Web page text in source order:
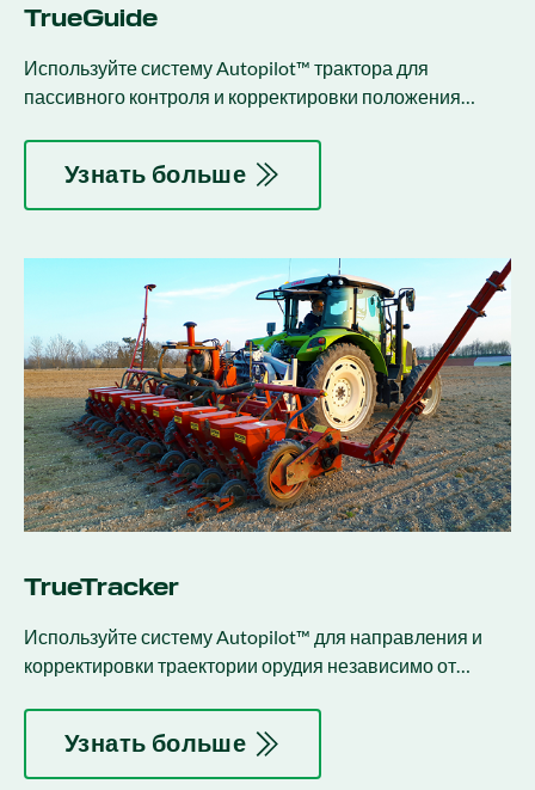
TrueGuide
Используйте систему Autopilot™ трактора для
пассивного контроля и корректировки положения
Узнать больше
TrueTracker
Используйте систему Autopilot™ для направления и
корректировки траектории орудия независимо от
Узнать больше